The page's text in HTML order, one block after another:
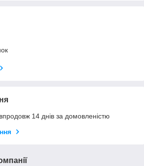
14 днів за домовленістю